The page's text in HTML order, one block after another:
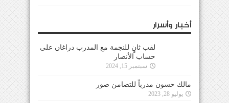
أخبار وأسرار
لقب ثانٍ للنجمة مع المدرب دراغان على
حساب الأنصار
سبتمبر 15, 2024
مالك حسون مدرباً للتضامن صور
يوليو 28, 2023